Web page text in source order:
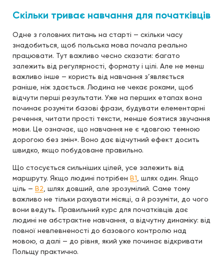
Скільки триває навчання для початківців
Одне з головних питань на старті — скільки часу
знадобиться, щоб польська мова почала реально
працювати. Тут важливо чесно сказати: багато
залежить від регулярності, формату і цілі. Але не менш
важливо інше — користь від навчання з’являється
раніше, ніж здається. Людина не чекає роками, щоб
відчути перші результати. Уже на перших етапах вона
починає розуміти базові фрази, будувати елементарні
речення, читати прості тексти, менше боятися звучання
мови. Це означає, що навчання не є «довгою темною
дорогою без змін». Воно дає відчутний ефект досить
швидко, якщо побудоване правильно.
Що стосується сильніших цілей, усе залежить від
маршруту. Якщо людині потрібен B1 , шлях один. Якщо
ціль — B2 , шлях довший, але зрозумілий. Саме тому
важливо не тільки рахувати місяці, а й розуміти, до чого
вони ведуть. Правильний курс для початківців дає
людині не абстрактне навчання, а відчутну динаміку: від
повної невпевненості до базового контролю над
мовою, а далі — до рівня, який уже починає відкривати
Польщу практично.